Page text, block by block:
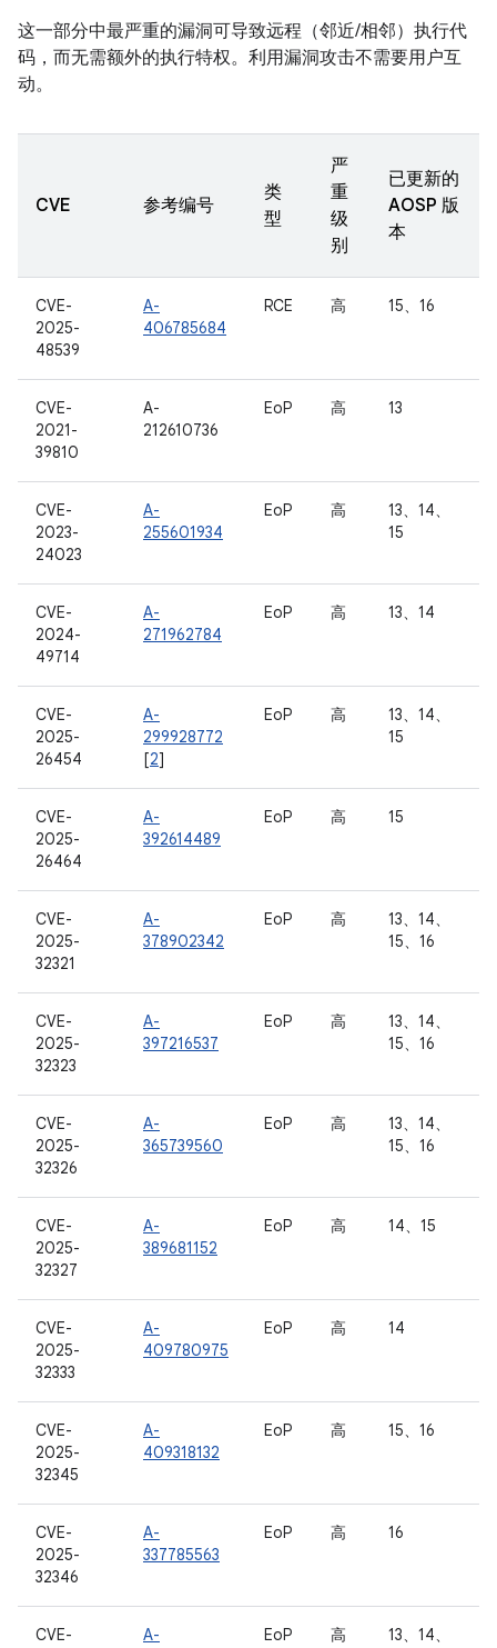
这一部分中最严重的漏洞可导致远程（邻近/相邻）执行代
码，而无需额外的执行特权。利用漏洞攻击不需要用户互
动。
CVE 参考编号
类
型
严
重
级
别
已更新的
AOSP 版
本
CVE-
2025-
48539
A-
406785684
RCE 高 15、16
CVE-
2021-
39810
A-
212610736
EoP 高 13
CVE-
2023-
24023
A-
255601934
EoP 高
13、14、
15
CVE-
2024-
49714
A-
271962784
EoP 高 13、14
CVE-
2025-
26454
A-
299928772
[2]
EoP 高
13、14、
15
CVE-
2025-
26464
A-
392614489
EoP 高 15
CVE-
2025-
32321
A-
378902342
EoP 高
13、14、
15、16
CVE-
2025-
32323
A-
397216537
EoP 高
13、14、
15、16
CVE-
2025-
32326
A-
365739560
EoP 高
13、14、
15、16
CVE-
2025-
32327
A-
389681152
EoP 高 14、15
CVE-
2025-
32333
A-
409780975
EoP 高 14
CVE-
2025-
32345
A-
409318132
EoP 高 15、16
CVE-
2025-
32346
A-
337785563
EoP 高 16
CVE-
A-
EoP 高
13、14、